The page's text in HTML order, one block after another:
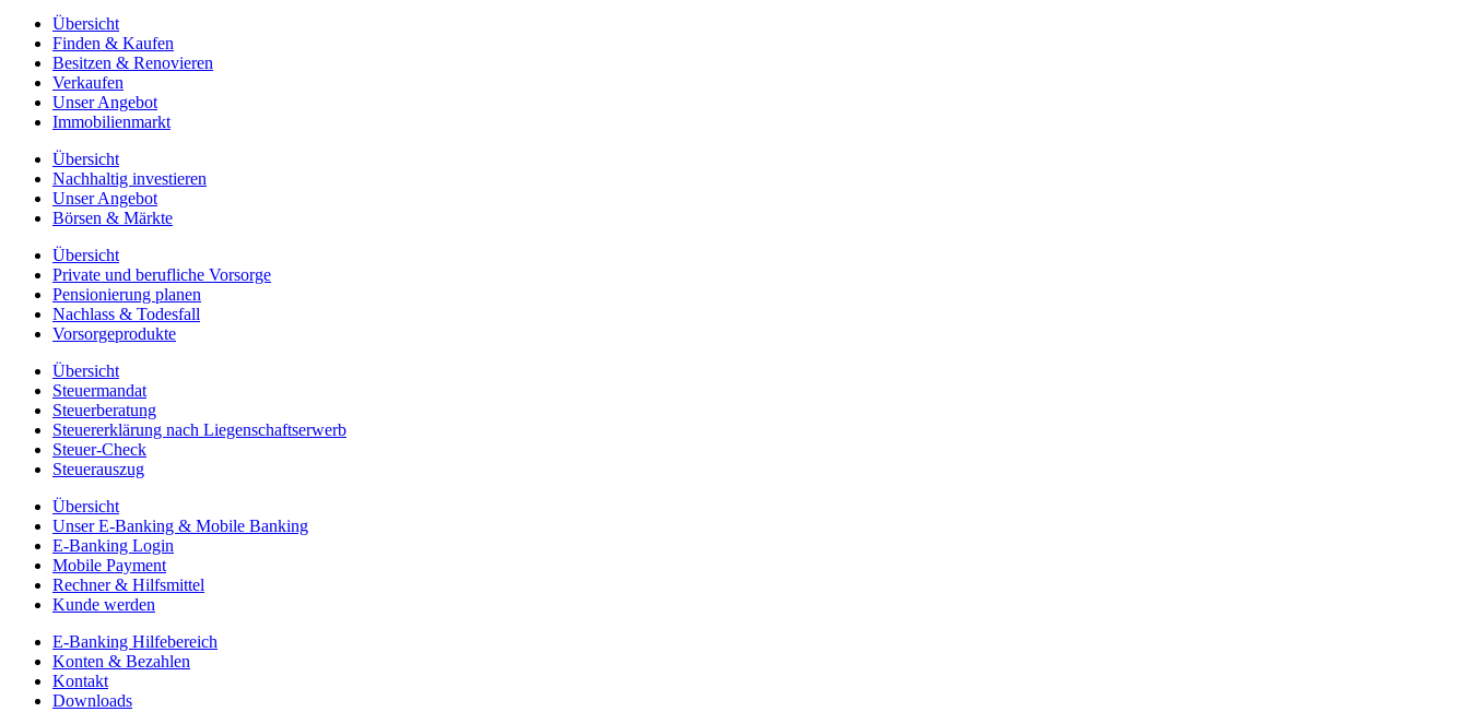
Übersicht
Finden & Kaufen
Besitzen & Renovieren
Verkaufen
Unser Angebot
Immobilienmarkt
Übersicht
Nachhaltig investieren
Unser Angebot
Börsen & Märkte
Übersicht
Private und berufliche Vorsorge
Pensionierung planen
Nachlass & Todesfall
Vorsorgeprodukte
Übersicht
Steuermandat
Steuerberatung
Steuererklärung nach Liegenschaftserwerb
Steuer-Check
Steuerauszug
Übersicht
Unser E-Banking & Mobile Banking
E-Banking Login
Mobile Payment
Rechner & Hilfsmittel
Kunde werden
E-Banking Hilfebereich
Konten & Bezahlen
Kontakt
Downloads